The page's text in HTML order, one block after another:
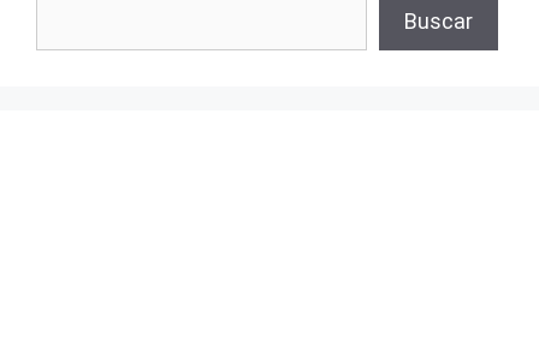
Buscar